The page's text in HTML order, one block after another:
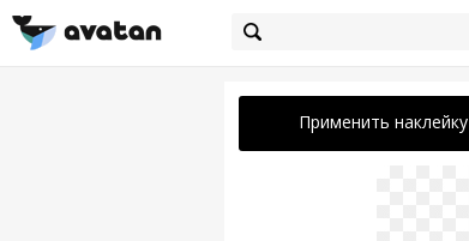
Применить наклейку